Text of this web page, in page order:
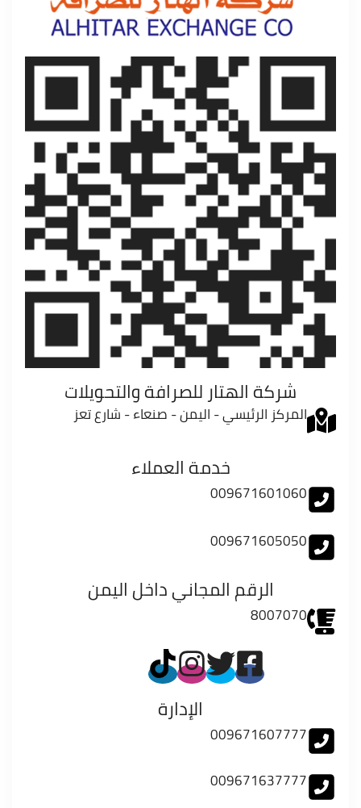
شركة الهتار للصرافة والتحويلات
المركز الرئيسي - اليمن - صنعاء - شارع تعز
خدمة العملاء
009671601060
009671605050
الرقم المجاني داخل اليمن
8007070
الإدارة
009671607777
009671637777